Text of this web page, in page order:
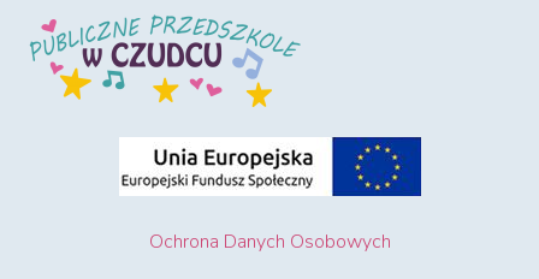
Ochrona Danych Osobowych